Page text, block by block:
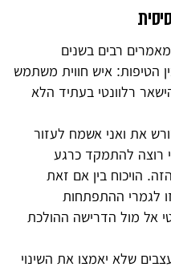
רבים בשנים
הטיפות: איש חווית משתמש
רלוונטי בעתיד הלא
את ואני אשמח לעזור
רוצה להתמקד כרגע
הויכוח בין אם זאת
לגמרי ההתפתחות
אל מול הדרישה ההולכת
שלא יאמצו את השינוי